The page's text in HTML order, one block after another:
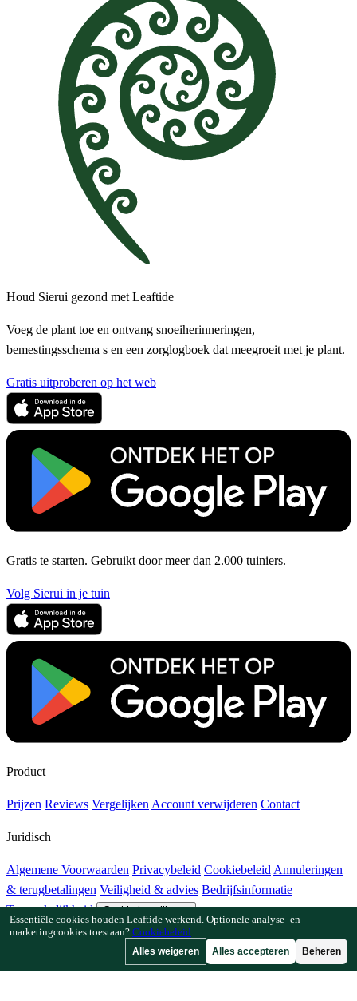
Houd Sierui gezond met Leaftide
Voeg de plant toe en ontvang snoeiherinneringen,
bemestingsschema s en een zorglogboek dat meegroeit met je plant.
Gratis uitproberen op het web
Gratis te starten. Gebruikt door meer dan 2.000 tuiniers.
Volg Sierui in je tuin
Product
Prijzen Reviews Vergelijken Account verwijderen Contact
Juridisch
Algemene Voorwaarden Privacybeleid Cookiebeleid Annuleringen
& terugbetalingen Veiligheid & advies Bedrijfsinformatie
Toegankelijkheid
Cookie-instellingen
Hoe Leaftide werkt Tuinplanner-gids Plantenbibliotheek Tuingalerij
Essentiële cookies houden Leaftide werkend. Optionele analyse- en
marketingcookies toestaan? Cookiebeleid
Alles weigeren Alles accepteren Beheren